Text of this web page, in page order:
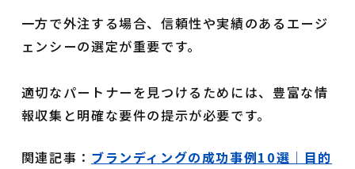
一方で外注する場合、信頼性や実績のあるエージ
ェンシーの選定が重要です。
適切なパートナーを見つけるためには、豊富な情
報収集と明確な要件の提示が必要です。
関連記事： ブランディングの成功事例10選｜目的